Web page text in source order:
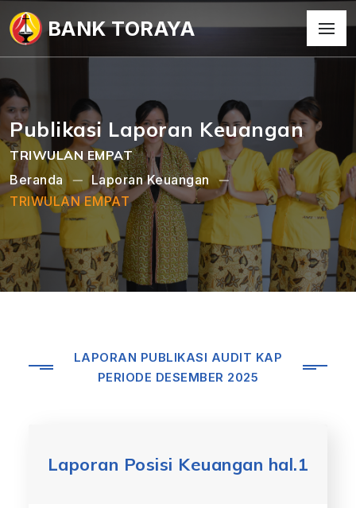
BANK TORAYA
Publikasi Laporan Keuangan
TRIWULAN EMPAT
Beranda
Laporan Keuangan
TRIWULAN EMPAT
LAPORAN PUBLIKASI AUDIT KAP
PERIODE DESEMBER 2025
Laporan Posisi Keuangan hal.1